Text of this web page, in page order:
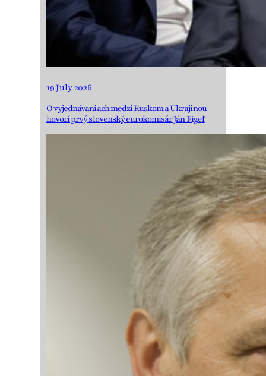
19 July 2026
O vyjednávaniach medzi Ruskom a Ukrajinou
hovorí prvý slovenský eurokomisár Ján Figeľ